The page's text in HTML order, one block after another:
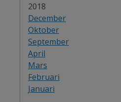
År:
2018
December
Oktober
September
April
Mars
Februari
Januari